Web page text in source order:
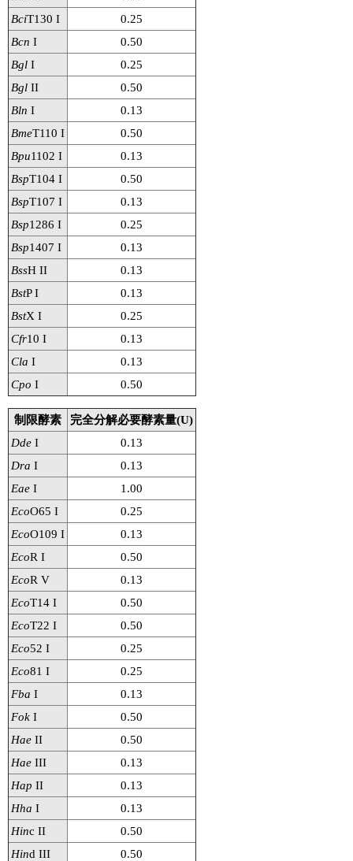
プロトコール集
ユーザーズボイス集
動画ライブラリー
Q&A
BciT130 I
0.25
Bcn I
0.50
Bgl I
0.25
Bgl II
0.50
Bln I
0.13
BmeT110 I
0.50
Bpu1102 I
0.13
BspT104 I
0.50
BspT107 I
0.13
Bsp1286 I
0.25
Bsp1407 I
0.13
BssH II
0.13
BstP I
0.13
BstX I
0.25
Cfr10 I
0.13
Cla I
0.13
Cpo I 0.50
制限酵素
完全分解必要酵素量(U)
Dde I
0.13
Dra I
0.13
Eae I
1.00
EcoO65 I
0.25
EcoO109 I
0.13
EcoR I
0.50
EcoR V
0.13
EcoT14 I
0.50
EcoT22 I
0.50
Eco52 I
0.25
Eco81 I
0.25
Fba I
0.13
Fok I
0.50
Hae II
0.50
Hae III
0.13
Hap II
0.13
Hha I
0.13
Hinc II
0.50
Hind III
0.50